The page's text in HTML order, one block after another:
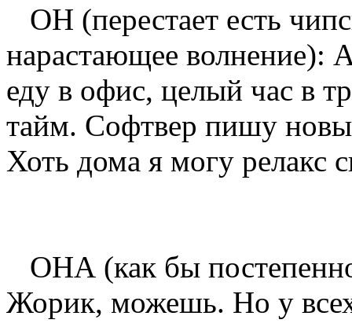
ОН (перестает есть
нарастающее
еду в офис, целый час в
тайм. Софтвер пишу
Хоть дома я могу релакс
ОНА (как бы
Жорик, можешь. Но у